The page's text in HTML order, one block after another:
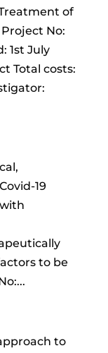
of
Project No:
1st July
Total costs:
19
to be
to